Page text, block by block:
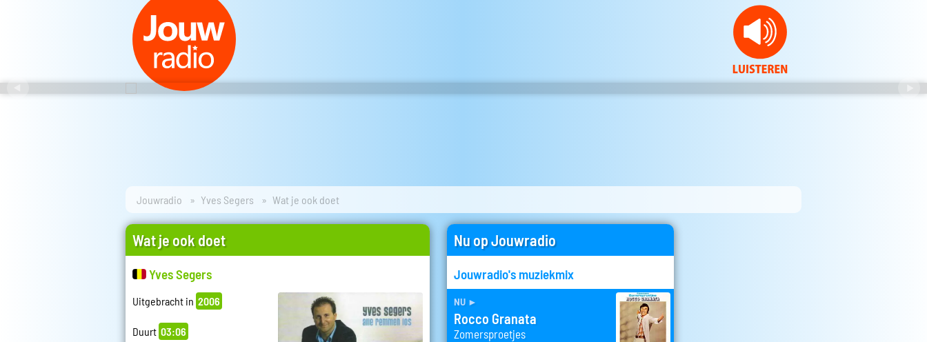
Jouwradio Yves Segers Wat je ook doet
Wat je ook doet
Yves Segers
Uitgebracht in 2006
Duurt 03:06
Nu op Jouwradio
Jouwradio's muziekmix
nu ►
Rocco Granata
Zomersproetjes